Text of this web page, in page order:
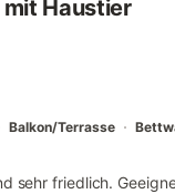
zu erreichen.
Covetes, in 22 km
mit Haustier
Balkon/Terrasse
sehr friedlich.